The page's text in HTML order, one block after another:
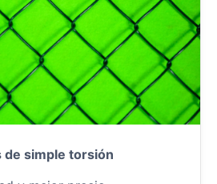
de simple torsión